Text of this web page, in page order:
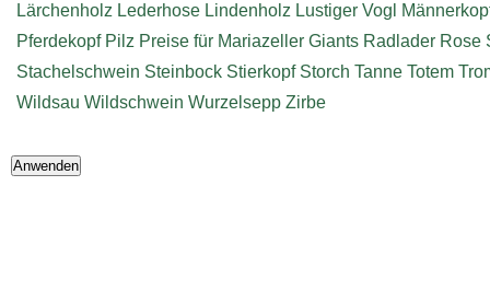
Lärchenholz Lederhose Lindenholz Lustiger Vogl
Pferdekopf Pilz Preise für Mariazeller Giants Radlader Rose
Stachelschwein Steinbock Stierkopf Storch Tanne Totem
Wildsau Wildschwein Wurzelsepp Zirbe